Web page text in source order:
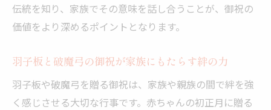
伝統を知り、家族でその意味を話し合うことが、御祝の
価値をより深めるポイントとなります。
羽子板と破魔弓の御祝が家族にもたらす絆の力
羽子板や破魔弓を贈る御祝は、家族や親族の間で絆を強
く感じさせる大切な行事です。赤ちゃんの初正月に贈る